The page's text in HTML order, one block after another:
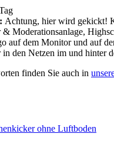
Achtung, hier wird gekickt!
Moderationsanlage,
auf dem Monitor und auf
in den Netzen im und hinter
finden Sie auch in
ohne Luftboden